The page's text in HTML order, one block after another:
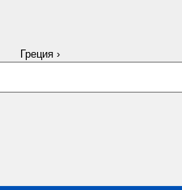
Греция ›